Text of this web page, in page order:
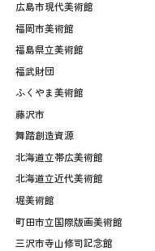
広島市現代美術館
福岡市美術館
福島県立美術館
福武財団
ふくやま美術館
藤沢市
舞踏創造資源
北海道立帯広美術館
北海道立近代美術館
堀美術館
町田市立国際版画美術館
三沢市寺山修司記念館